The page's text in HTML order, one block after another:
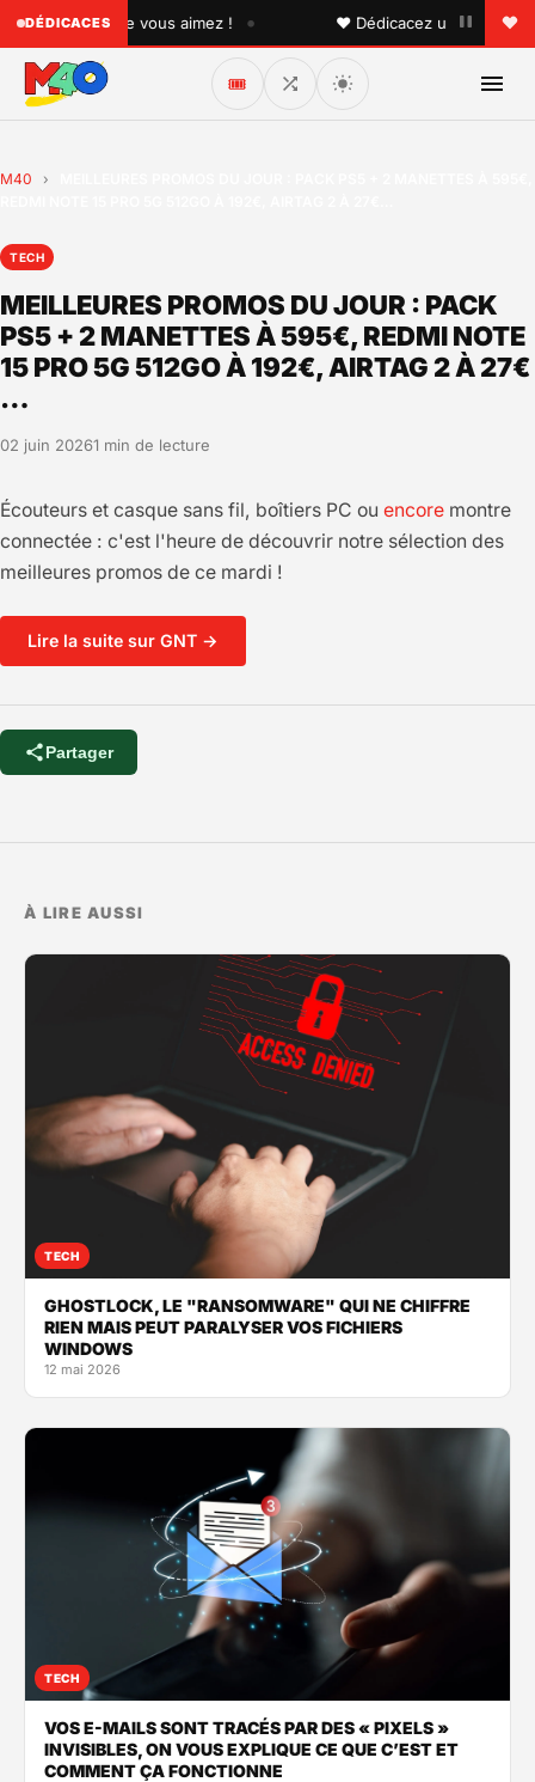
DÉDICACESque vous aimez ! • ♥ Dédicacez un titre à vos
🎟️
M40 ›
TECH
MEILLEURES PROMOS DU JOUR : PACK
PS5 + 2 MANETTES À 595€, REDMI NOTE
15 PRO 5G 512GO À 192€, AIRTAG 2 À 27€
…
02 juin 20261 min de lecture
Écouteurs et casque sans fil, boîtiers PC ou encore montre
connectée : c'est l'heure de découvrir notre sélection des
meilleures promos de ce mardi !
Lire la suite sur GNT →
Partager
À LIRE AUSSI
TECH
GHOSTLOCK, LE "RANSOMWARE" QUI NE CHIFFRE
RIEN MAIS PEUT PARALYSER VOS FICHIERS
WINDOWS
12 mai 2026
TECH
VOS E-MAILS SONT TRACÉS PAR DES « PIXELS »
INVISIBLES, ON VOUS EXPLIQUE CE QUE C’EST ET
COMMENT ÇA FONCTIONNE